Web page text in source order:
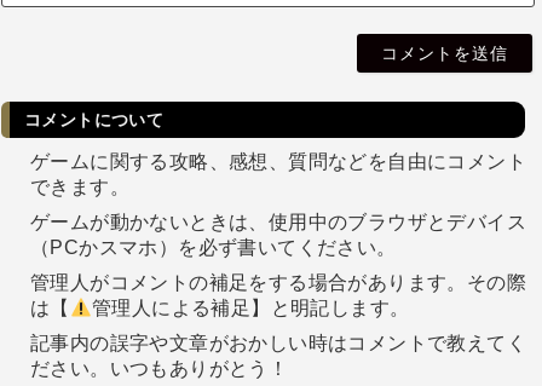
コメントについて
ゲームに関する攻略、感想、質問などを自由にコメント
できます。
ゲームが動かないときは、使用中のブラウザとデバイス
（PCかスマホ）を必ず書いてください。
管理人がコメントの補足をする場合があります。その際
は【
管理人による補足】と明記します。
記事内の誤字や文章がおかしい時はコメントで教えてく
ださい。いつもありがとう！